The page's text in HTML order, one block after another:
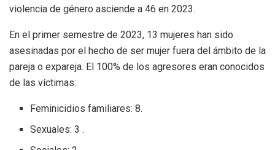
violencia de género asciende a 46 en 2023.
En el primer semestre de 2023, 13 mujeres han sido
asesinadas por el hecho de ser mujer fuera del ámbito de la
pareja o expareja. El 100% de los agresores eran conocidos
de las víctimas:
Feminicidios familiares: 8.
Sexuales: 3 .